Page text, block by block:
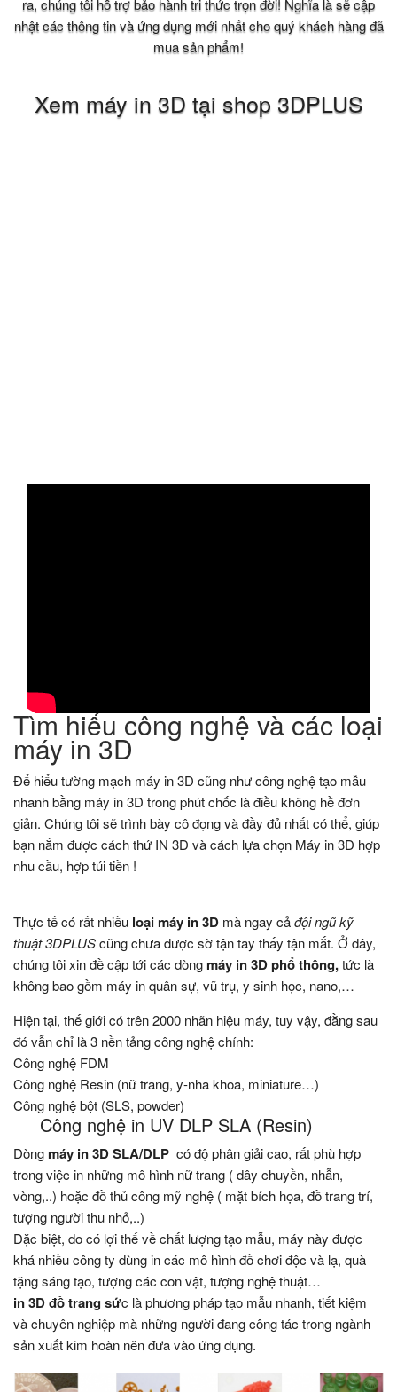
ra, chúng tôi hỗ trợ bảo hành tri thức trọn đời! Nghĩa là sẽ cập
nhật các thông tin và ứng dụng mới nhất cho quý khách hàng đã
mua sản phẩm!
Xem máy in 3D tại shop 3DPLUS
Tìm hiểu công nghệ và các loại
máy in 3D
Để hiểu tường mạch máy in 3D cũng như công nghệ tạo mẫu
nhanh bằng máy in 3D trong phút chốc là điều không hề đơn
giản. Chúng tôi sẽ trình bày cô đọng và đầy đủ nhất có thể, giúp
bạn nắm được cách thứ IN 3D và cách lựa chọn Máy in 3D hợp
nhu cầu, hợp túi tiền !
Thực tế có rất nhiều loại máy in 3D mà ngay cảđội ngũ kỹ
thuật 3DPLUScũng chưa được sờ tận tay thấy tận mắt. Ở đây,
chúng tôi xin đề cập tới các dòngmáy in 3D phổ thông,tức là
không bao gồm máy in quân sự, vũ trụ, y sinh học, nano,…
Hiện tại, thế giới có trên 2000 nhãn hiệu máy, tuy vậy, đằng sau
đó vẫn chỉ là 3 nền tảng công nghệ chính:
Công nghệ FDM
Công nghệ Resin (nữ trang, y-nha khoa, miniature…)
Công nghệ bột (SLS, powder)
Công nghệ in UV DLP SLA (Resin)
Dòngmáy in 3D SLA/DLP có độ phân giải cao, rất phù hợp
trong việc in những mô hình nữ trang ( dây chuyền, nhẫn,
vòng,..) hoặc đồ thủ công mỹ nghệ ( mặt bích họa, đồ trang trí,
tượng người thu nhỏ,..)
Đặc biệt, do có lợi thế về chất lượng tạo mẫu, máy này được
khá nhiều công ty dùng in các mô hình đồ chơi độc và lạ, quà
tặng sáng tạo, tượng các con vật, tượng nghệ thuật…
in 3D đồ trang sức là phương pháp tạo mẫu nhanh, tiết kiệm
và chuyên nghiệp mà những người đang công tác trong ngành
sản xuất kim hoàn nên đưa vào ứng dụng.